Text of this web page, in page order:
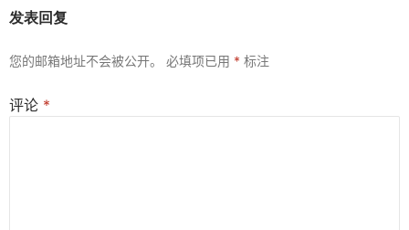
发表回复
您的邮箱地址不会被公开。 必填项已用 * 标注
评论 *